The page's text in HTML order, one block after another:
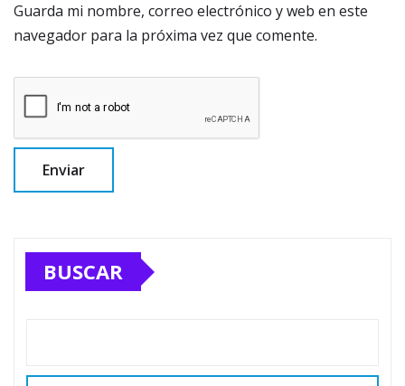
Guarda mi nombre, correo electrónico y web en este
navegador para la próxima vez que comente.
BUSCAR